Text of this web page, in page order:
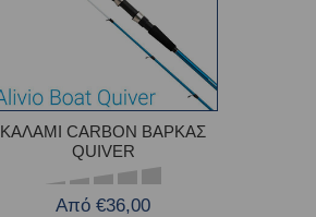
ΚΑΛΑΜΙ CARBON ΒΑΡΚΑΣ
QUIVER
Από €36,00